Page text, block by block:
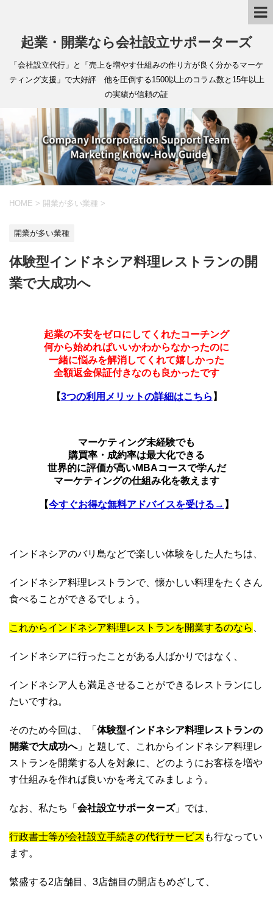
起業・開業なら会社設立サポーターズ
「会社設立代行」と「売上を増やす仕組みの作り方が良く分かるマーケ
ティング支援」で大好評 他を圧倒する1500以上のコラム数と15年以上
の実績が信頼の証
HOME > 開業が多い業種 >
開業が多い業種
体験型インドネシア料理レストランの開
業で大成功へ
起業の不安をゼロにしてくれたコーチング
何から始めればいいかわからなかったのに
一緒に悩みを解消してくれて嬉しかった
全額返金保証付きなのも良かったです
【3つの利用メリットの詳細はこちら 】
マーケティング未経験でも
購買率・成約率は最大化できる
世界的に評価が高いMBAコースで学んだ
マーケティングの仕組み化を教えます
【今すぐお得な無料アドバイスを受ける→ 】
インドネシアのバリ島などで楽しい体験をした人たちは、
インドネシア料理レストランで、懐かしい料理をたくさん
食べることができるでしょう。
これからインドネシア料理レストランを開業するのなら
インドネシアに行ったことがある人ばかりではなく、
インドネシア人も満足させることができるレストランにし
たいですね。
そのため今回は、「 体験型インドネシア料理レストランの
開業で大成功へ」と題して、これからインドネシア料理レ
ストランを開業する人を対象に、どのようにお客様を増や
す仕組みを作れば良いかを考えてみましょう。
なお、私たち「 会社設立サポーターズ」では、
行政書士等が会社設立手続きの代行サービス も行なってい
ます。
繁盛する2店舗目、3店舗目の開店もめざして、